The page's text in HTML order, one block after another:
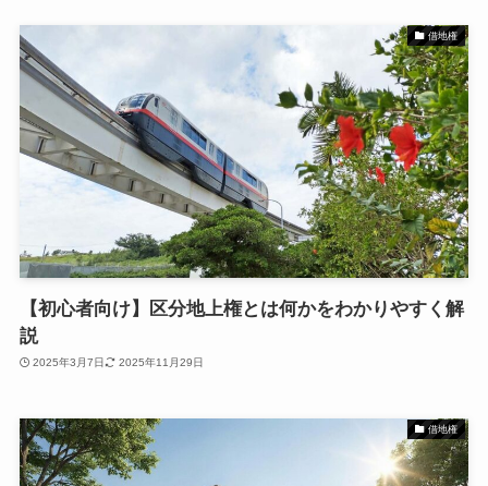
借地権
【初心者向け】区分地上権とは何かをわかりやすく解
説
2025年3月7日 2025年11月29日
借地権